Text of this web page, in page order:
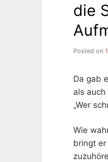
die
Posted on
Da gab
als auch
„Wer
Wie
bringt er